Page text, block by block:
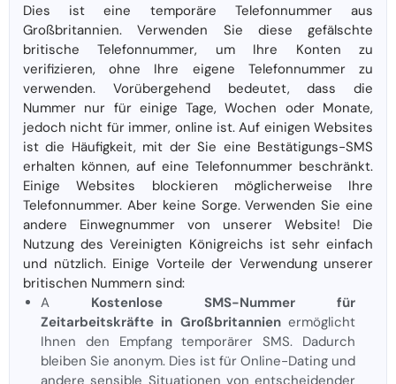
Dies ist eine temporäre Telefonnummer aus
Großbritannien. Verwenden Sie diese gefälschte
britische Telefonnummer, um Ihre Konten zu
verifizieren, ohne Ihre eigene Telefonnummer zu
verwenden. Vorübergehend bedeutet, dass die
Nummer nur für einige Tage, Wochen oder Monate,
jedoch nicht für immer, online ist. Auf einigen Websites
ist die Häufigkeit, mit der Sie eine Bestätigungs-SMS
erhalten können, auf eine Telefonnummer beschränkt.
Einige Websites blockieren möglicherweise Ihre
Telefonnummer. Aber keine Sorge. Verwenden Sie eine
andere Einwegnummer von unserer Website! Die
Nutzung des Vereinigten Königreichs ist sehr einfach
und nützlich. Einige Vorteile der Verwendung unserer
britischen Nummern sind:
A Kostenlose SMS-Nummer für
Zeitarbeitskräfte in Großbritannienermöglicht
Ihnen den Empfang temporärer SMS. Dadurch
bleiben Sie anonym. Dies ist für Online-Dating und
andere sensible Situationen von entscheidender